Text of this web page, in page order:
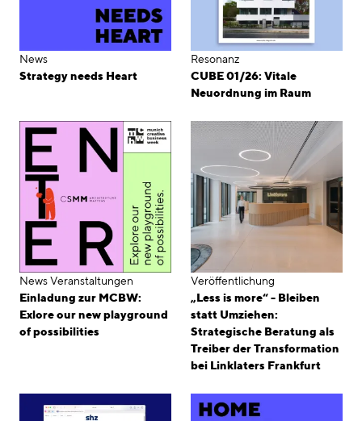
News
Strategy needs Heart
Resonanz
CUBE 01/26: Vitale
Neuordnung im Raum
NewsVeranstaltungen
Einladung zur MCBW:
Exlore our new playground
of possibilities
Veröffentlichung
„Less is more“ - Bleiben
statt Umziehen:
Strategische Beratung als
Treiber der Transformation
bei Linklaters Frankfurt